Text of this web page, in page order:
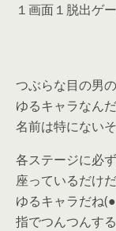
１画面１脱出ゲ
つぶらな目の男
ゆるキャラなんだ
名前は特にない
各ステージに必ず
座っているだけ
ゆるキャラだね
指でつんつんす